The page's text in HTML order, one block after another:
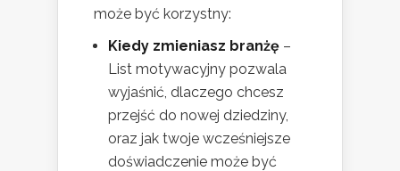
może być korzystny:
Kiedy zmieniasz branżę –
List motywacyjny pozwala
wyjaśnić, dlaczego chcesz
przejść do nowej dziedziny,
oraz jak twoje wcześniejsze
doświadczenie może być